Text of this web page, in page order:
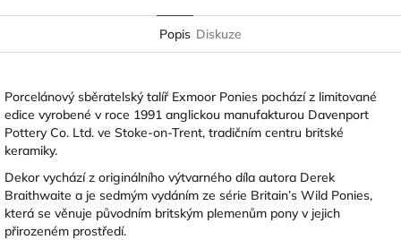
Popis Diskuze
Porcelánový sběratelský talíř Exmoor Ponies pochází z limitované
edice vyrobené v roce 1991 anglickou manufakturou Davenport
Pottery Co. Ltd. ve Stoke-on-Trent, tradičním centru britské
keramiky.
Dekor vychází z originálního výtvarného díla autora Derek
Braithwaite a je sedmým vydáním ze série Britain’s Wild Ponies,
která se věnuje původním britským plemenům pony v jejich
přirozeném prostředí.